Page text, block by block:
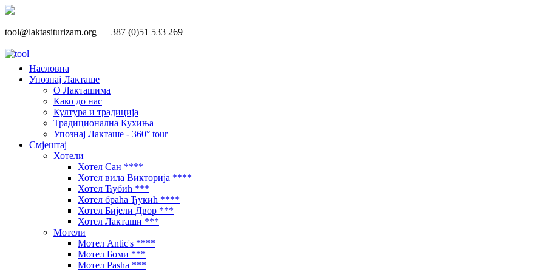
tool@laktasiturizam.org | + 387 (0)51 533 269
Насловна
Упознај Лакташе
О Лакташима
Како до нас
Култура и традиција
Традиционална Кухиња
Упознај Лакташе - 360° tour
Смјештај
Хотели
Хотел Сан ****
Хотел вила Викторија ****
Хотел Ћубић ***
Хотел браћа Ђукић ****
Хотел Бијели Двор ***
Хотел Лакташи ***
Мотели
Мотел Antic's ****
Мотел Боми ***
Мотел Pasha ***